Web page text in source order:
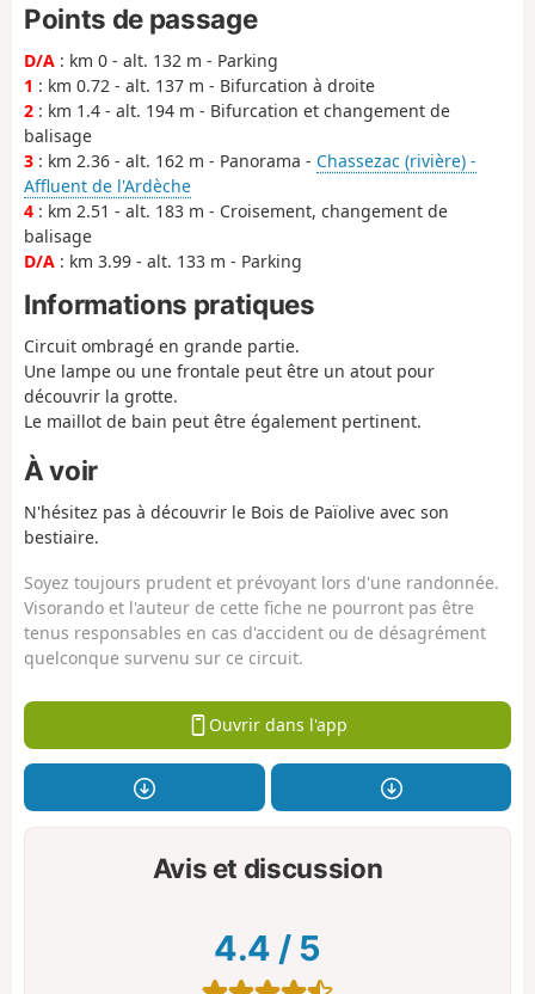
Points de passage
D/A : km 0 - alt. 132 m - Parking
1 : km 0.72 - alt. 137 m - Bifurcation à droite
2 : km 1.4 - alt. 194 m - Bifurcation et changement de
balisage
3 : km 2.36 - alt. 162 m - Panorama - Chassezac (rivière) -
Affluent de l'Ardèche
4 : km 2.51 - alt. 183 m - Croisement, changement de
balisage
D/A : km 3.99 - alt. 133 m - Parking
Informations pratiques
Circuit ombragé en grande partie.
Une lampe ou une frontale peut être un atout pour
découvrir la grotte.
Le maillot de bain peut être également pertinent.
À voir
N'hésitez pas à découvrir le Bois de Païolive avec son
bestiaire.
Soyez toujours prudent et prévoyant lors d'une randonnée.
Visorando et l'auteur de cette fiche ne pourront pas être
tenus responsables en cas d'accident ou de désagrément
quelconque survenu sur ce circuit.
Ouvrir dans l'app
Avis et discussion
4.4 / 5